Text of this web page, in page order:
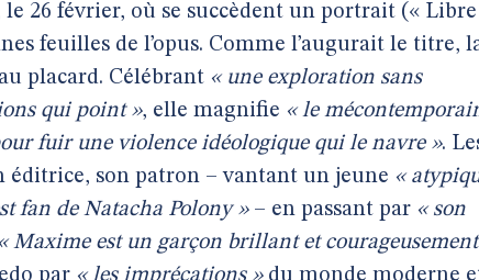
le 26 février, où se succèdent un portrait (« Libre
feuilles de l’opus. Comme l’augurait le titre,
placard. Célébrant « une exploration sans
qui point », elle magnifie « le
fuir une violence idéologique qui le navre ».
éditrice, son patron – vantant un jeune «
fan de Natacha Polony »– en passant par « son
« Maxime est un garçon brillant et courageusement
par « les imprécations »du monde moderne